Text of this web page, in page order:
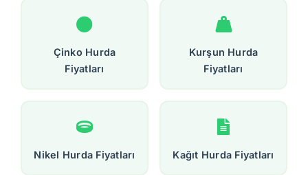
Çinko Hurda
Fiyatları
Kurşun Hurda
Fiyatları
Nikel Hurda Fiyatları Kağıt Hurda Fiyatları